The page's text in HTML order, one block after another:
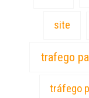
site
trafego
tráfego